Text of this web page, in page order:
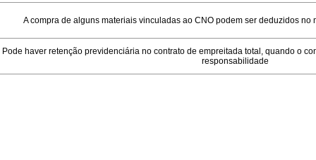
A compra de alguns materiais vinculadas ao CNO podem ser deduzidos no
Pode haver retenção previdenciária no contrato de empreitada total, quando o
responsabilidade